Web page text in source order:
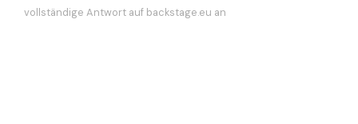
vollständige Antwort auf backstage.eu an